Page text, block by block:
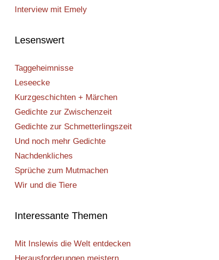
Interview mit Emely
Lesenswert
Taggeheimnisse
Leseecke
Kurzgeschichten + Märchen
Gedichte zur Zwischenzeit
Gedichte zur Schmetterlingszeit
Und noch mehr Gedichte
Nachdenkliches
Sprüche zum Mutmachen
Wir und die Tiere
Interessante Themen
Mit Inslewis die Welt entdecken